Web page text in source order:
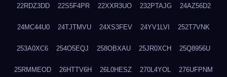
22RDZ3DD 22S5F4PR 22XXR3UO 232PTAJG 24AZ56D2
24MC44U0 24TJTMVU 24XS3FEV 24YV1LVI 252T7VNK
253A0XC6 254O5EQJ 258OBXAU 25JR0XCH 25Q8956U
25RMMEOD 26HTTV6H 26L0HESZ 270L4YOL 276UFPNM